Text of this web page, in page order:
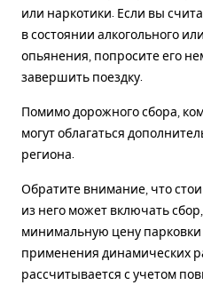
или наркотики. Если вы
в состоянии алкогольного
опьянения, попросите его
завершить поездку.
Помимо дорожного сбора,
могут облагаться
региона.
Обратите внимание, что
из него может включать
минимальную цену парковки
применения динамических
рассчитывается с учетом